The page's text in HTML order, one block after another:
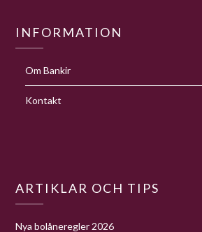
INFORMATION
Om Bankir
Kontakt
ARTIKLAR OCH TIPS
Nya bolåneregler 2026